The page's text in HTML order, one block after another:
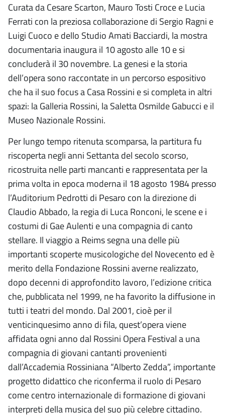
Curata da Cesare Scarton, Mauro Tosti Croce e Lucia
Ferrati con la preziosa collaborazione di Sergio Ragni e
Luigi Cuoco e dello Studio Amati Bacciardi, la mostra
documentaria inaugura il 10 agosto alle 10 e si
concluderà il 30 novembre. La genesi e la storia
dell’opera sono raccontate in un percorso espositivo
che ha il suo focus a Casa Rossini e si completa in altri
spazi: la Galleria Rossini, la Saletta Osmilde Gabucci e il
Museo Nazionale Rossini.
Per lungo tempo ritenuta scomparsa, la partitura fu
riscoperta negli anni Settanta del secolo scorso,
ricostruita nelle parti mancanti e rappresentata per la
prima volta in epoca moderna il 18 agosto 1984 presso
l’Auditorium Pedrotti di Pesaro con la direzione di
Claudio Abbado, la regia di Luca Ronconi, le scene e i
costumi di Gae Aulenti e una compagnia di canto
stellare. Il viaggio a Reims segna una delle più
importanti scoperte musicologiche del Novecento ed è
merito della Fondazione Rossini averne realizzato,
dopo decenni di approfondito lavoro, l’edizione critica
che, pubblicata nel 1999, ne ha favorito la diffusione in
tutti i teatri del mondo. Dal 2001, cioè per il
venticinquesimo anno di fila, quest’opera viene
affidata ogni anno dal Rossini Opera Festival a una
compagnia di giovani cantanti provenienti
dall’Accademia Rossiniana “Alberto Zedda”, importante
progetto didattico che riconferma il ruolo di Pesaro
come centro internazionale di formazione di giovani
interpreti della musica del suo più celebre cittadino.